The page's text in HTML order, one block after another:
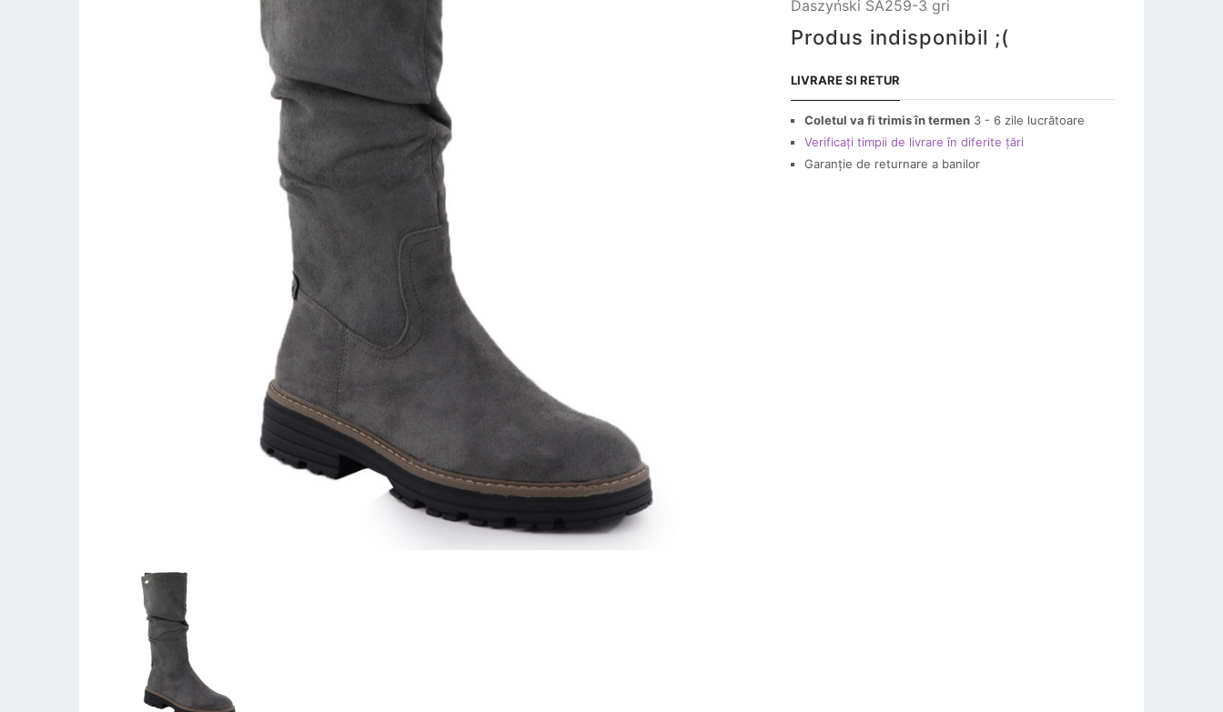
Daszyński SA259-3 gri
Produs indisponibil ;(
LIVRARE SI RETUR
Coletul va fi trimis în termen 3 - 6 zile lucrătoare
Verificați timpii de livrare în diferite țări
Garanție de returnare a banilor